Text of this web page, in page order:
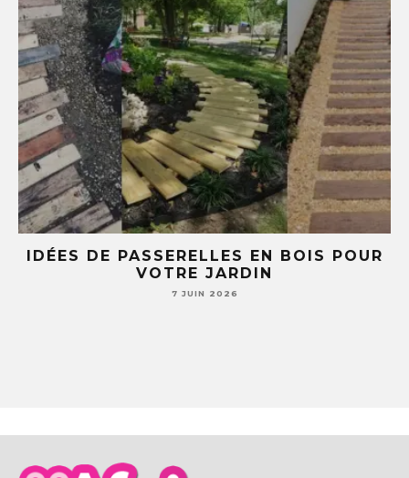
IDÉES DE PASSERELLES EN BOIS POUR
VOTRE JARDIN
7 JUIN 2026